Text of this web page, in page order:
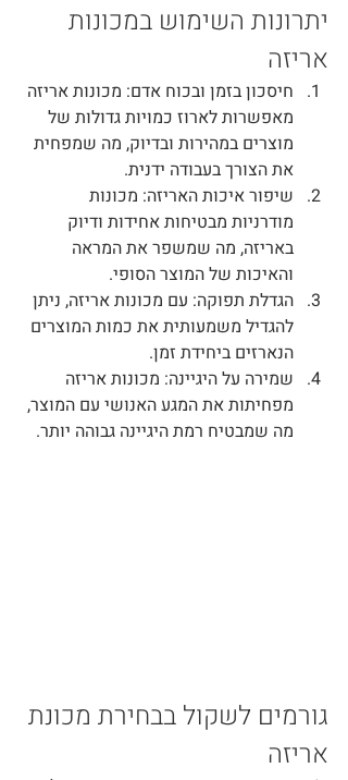
יתרונות השימוש במכונות
אריזה
חיסכון בזמן ובכוח אדם: מכונות אריזה
מאפשרות לארוז כמויות גדולות של
מוצרים במהירות ובדיוק, מה שמפחית
את הצורך בעבודה ידנית.
שיפור איכות האריזה: מכונות
מודרניות מבטיחות אחידות ודיוק
באריזה, מה שמשפר את המראה
והאיכות של המוצר הסופי.
הגדלת תפוקה: עם מכונות אריזה, ניתן
להגדיל משמעותית את כמות המוצרים
הנארזים ביחידת זמן.
שמירה על היגיינה: מכונות אריזה
מפחיתות את המגע האנושי עם המוצר,
מה שמבטיח רמת היגיינה גבוהה יותר.
גורמים לשקול בבחירת מכונת
אריזה